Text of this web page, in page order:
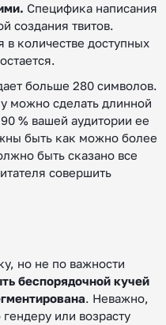
Специфика написания
создания твитов.
в количестве доступных
больше 280 символов.
можно сделать длинной
% вашей аудитории ее
быть как можно более
быть сказано все
совершить
но не по важности
беспорядочной кучей
. Неважно,
или возрасту